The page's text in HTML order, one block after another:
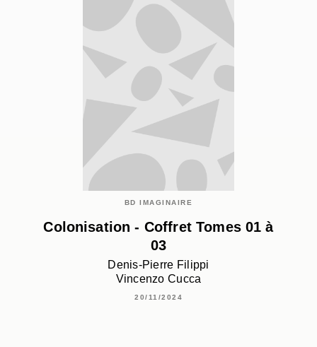
BD IMAGINAIRE
Colonisation - Coffret Tomes 01 à
03
Denis-Pierre Filippi
Vincenzo Cucca
20/11/2024